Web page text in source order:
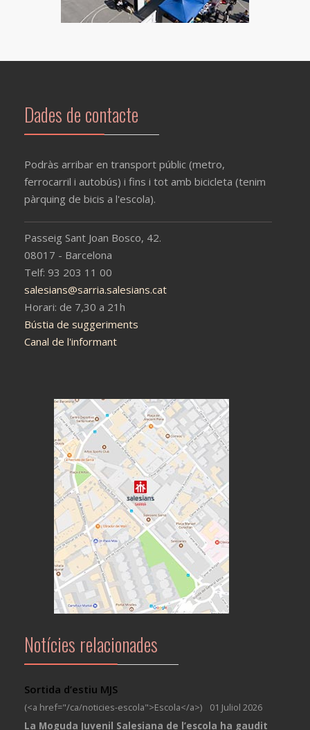
Dades de contacte
Podràs arribar en transport públic (metro,
ferrocarril i autobús) i fins i tot amb bicicleta (tenim
pàrquing de bicis a l'escola).
Passeig Sant Joan Bosco, 42.
08017 - Barcelona
Telf: 93 203 11 00
salesians@sarria.salesians.cat
Horari: de 7,30 a 21h
Bústia de suggeriments
Canal de l'informant
Notícies relacionades
Sortida d’estiu MJS
(<a href="/ca/noticies-escola">Escola</a>)
01 Juliol 2026
La Moguda Juvenil Salesiana de l’escola ha gaudit